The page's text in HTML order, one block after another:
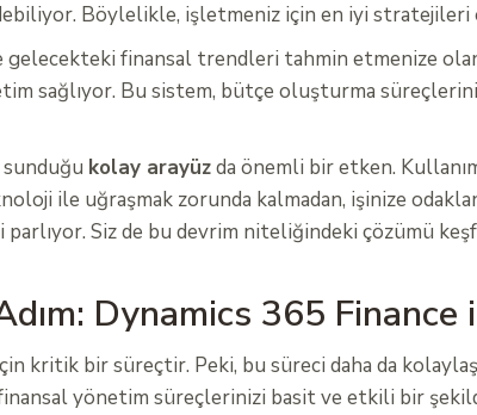
Böylelikle, işletmeniz için en iyi stratejileri
gelecekteki finansal trendleri tahmin etmenize
sağlıyor. Bu sistem, bütçe oluşturma
sunduğu kolay arayüzda önemli bir etken.
ile uğraşmak zorunda kalmadan, işinize
Siz de bu devrim niteliğindeki çözümü
Dynamics 365 Finance
kritik bir süreçtir. Peki, bu süreci daha da
yönetim süreçlerinizi basit ve etkili bir